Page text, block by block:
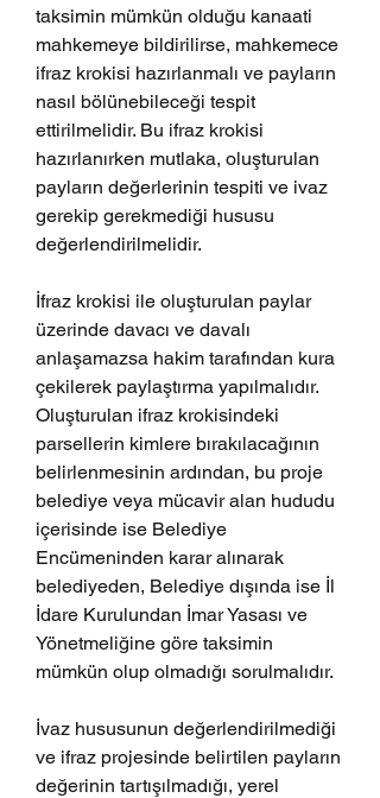
taksimin mümkün olduğu kanaati
mahkemeye bildirilirse, mahkemece
ifraz krokisi hazırlanmalı ve payların
nasıl bölünebileceği tespit
ettirilmelidir. Bu ifraz krokisi
hazırlanırken mutlaka, oluşturulan
payların değerlerinin tespiti ve ivaz
gerekip gerekmediği hususu
değerlendirilmelidir.
İfraz krokisi ile oluşturulan paylar
üzerinde davacı ve davalı
anlaşamazsa hakim tarafından kura
çekilerek paylaştırma yapılmalıdır.
Oluşturulan ifraz krokisindeki
parsellerin kimlere bırakılacağının
belirlenmesinin ardından, bu proje
belediye veya mücavir alan hududu
içerisinde ise Belediye
Encümeninden karar alınarak
belediyeden, Belediye dışında ise İl
İdare Kurulundan İmar Yasası ve
Yönetmeliğine göre taksimin
mümkün olup olmadığı sorulmalıdır.
İvaz hususunun değerlendirilmediği
ve ifraz projesinde belirtilen payların
değerinin tartışılmadığı, yerel